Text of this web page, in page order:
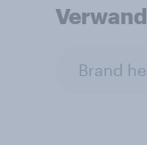
Brand